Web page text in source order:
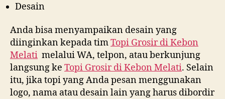
Desain
Anda bisa menyampaikan desain yang
diinginkan kepada timTopi Grosir diKebon
Melati melalui WA, telpon, atau berkunjung
langsung ke Topi Grosir diKebon Melati. Selain
itu, jika topi yang Anda pesan menggunakan
logo, nama atau desain lain yang harus dibordir